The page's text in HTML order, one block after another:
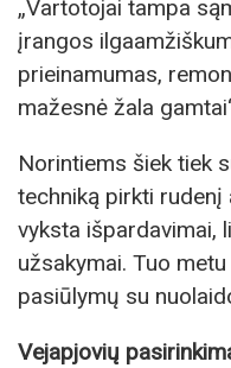
„Vartotojai tampa
įrangos
prieinamumas,
mažesnė žala
Norintiems šiek tiek
techniką pirkti
vyksta išpardavimai,
užsakymai. Tuo
pasiūlymų su
Vejapjovių